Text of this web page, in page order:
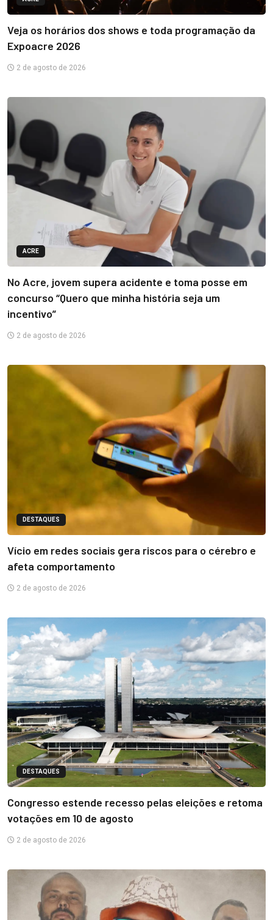
Veja os horários dos shows e toda programação da
Expoacre 2026
2 de agosto de 2026
ACRE
No Acre, jovem supera acidente e toma posse em
concurso “Quero que minha história seja um
incentivo”
2 de agosto de 2026
DESTAQUES
Vício em redes sociais gera riscos para o cérebro e
afeta comportamento
2 de agosto de 2026
DESTAQUES
Congresso estende recesso pelas eleições e retoma
votações em 10 de agosto
2 de agosto de 2026